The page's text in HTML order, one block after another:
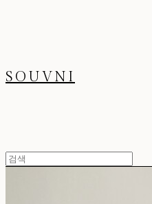
SOUVNI